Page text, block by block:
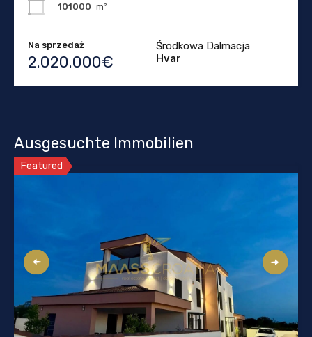
101000 m²
Na sprzedaż
2.020.000€
Środkowa Dalmacja
Hvar
Ausgesuchte Immobilien
Featured